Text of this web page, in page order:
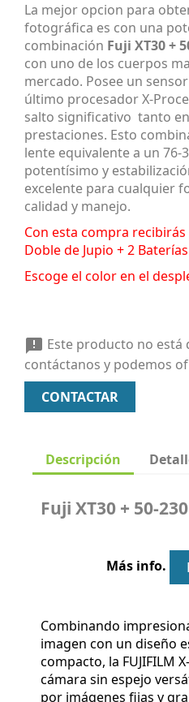
La mejor opcion para
fotográfica es con una
combinación Fuji XT30 +
con uno de los cuerpos
mercado. Posee un
último procesador X-
salto significativo tanto
prestaciones. Esto
lente equivalente a un 76-
potentísimo y
excelente para cualquier
calidad y manejo.
Con esta compra recibirás
Doble de Jupio + 2 Baterías
Escoge el color en el
 Este producto no está
contáctanos y podemos
CONTACTAR
Descripción
Fuji XT30 + 50-
Más info.
Combinando
imagen con un diseño
compacto, la FUJIFILM
cámara sin espejo
por imágenes fijas y